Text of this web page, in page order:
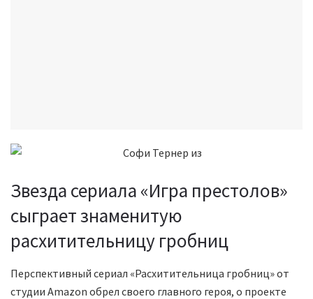
Звезда сериала «Игра престолов»
сыграет знаменитую
расхитительницу гробниц
Перспективный сериал «Расхитительница гробниц» от
студии Amazon обрел своего главного героя, о проекте